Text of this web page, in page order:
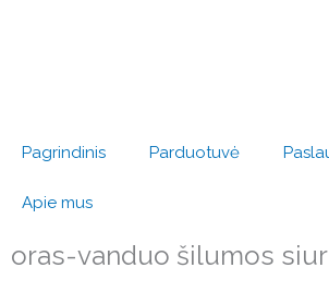
Pagrindinis Parduotuvė
Apie mus
oras-vanduo šilumos